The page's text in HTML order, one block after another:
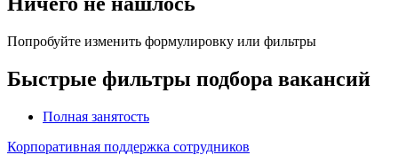
Попробуйте изменить формулировку или фильтры
Быстрые фильтры подбора вакансий
Полная занятость
Корпоративная поддержка сотрудников